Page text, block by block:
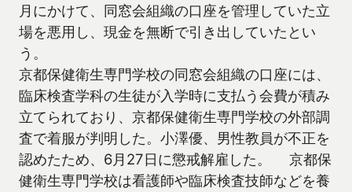
月にかけて、同窓会組織の口座を管理していた立
場を悪用し、現金を無断で引き出していたとい
う。
京都保健衛生専門学校の同窓会組織の口座には、
臨床検査学科の生徒が入学時に支払う会費が積み
立てられており、京都保健衛生専門学校の外部調
査で着服が判明した。小澤優、男性教員が不正を
認めたため、6月27日に懲戒解雇した。 京都保
健衛生専門学校は看護師や臨床検査技師などを養